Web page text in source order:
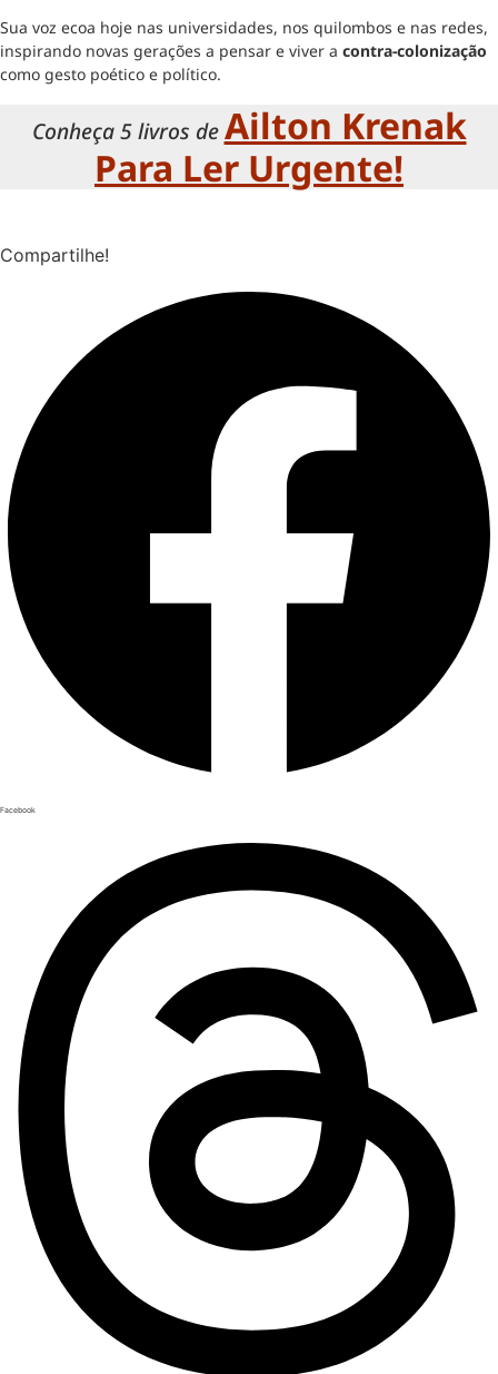
Sua voz ecoa hoje nas universidades, nos quilombos e nas redes,
inspirando novas gerações a pensar e viver a contra-colonização
como gesto poético e político.
Conheça 5 livros deAilton Krenak
Para Ler Urgente!
Compartilhe!
Facebook